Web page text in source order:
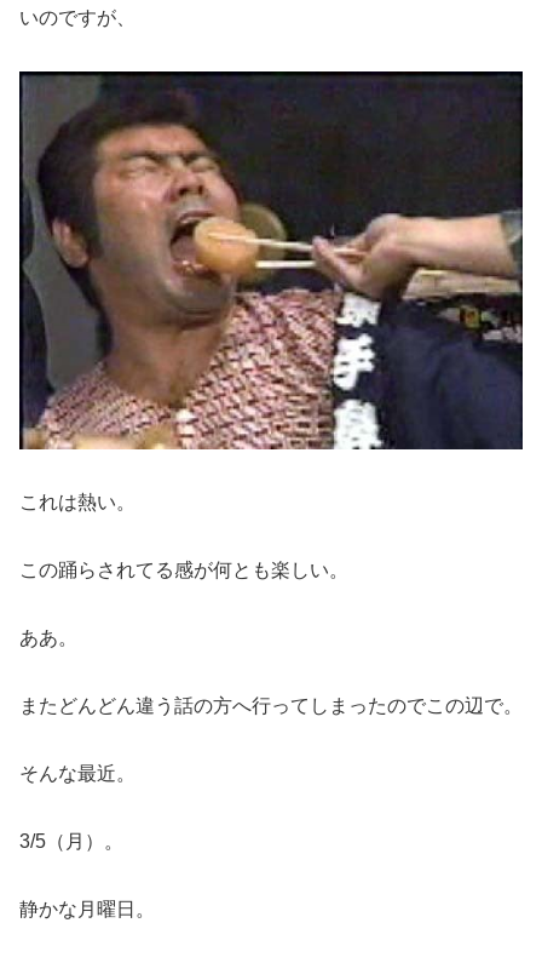
いのですが、
これは熱い。
この踊らされてる感が何とも楽しい。
ああ。
またどんどん違う話の方へ行ってしまったのでこの辺で。
そんな最近。
3/5（月）。
静かな月曜日。